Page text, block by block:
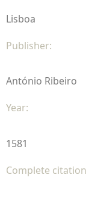
Lisboa
Publisher:
António Ribeiro
Year:
1581
Complete